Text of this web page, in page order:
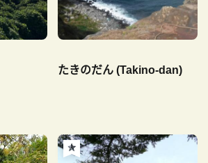
たきのだん (Takino-dan)